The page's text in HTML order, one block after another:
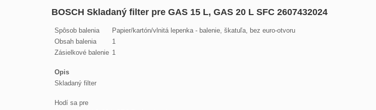
BOSCH Skladaný filter pre GAS 15 L, GAS 20 L SFC 2607432024
Spôsob balenia
Papier/kartón/vlnitá lepenka - balenie, škatuľa, bez euro-otvoru
Obsah balenia
1
Zásielkové balenie 1
Opis
Skladaný filter
Hodí sa pre